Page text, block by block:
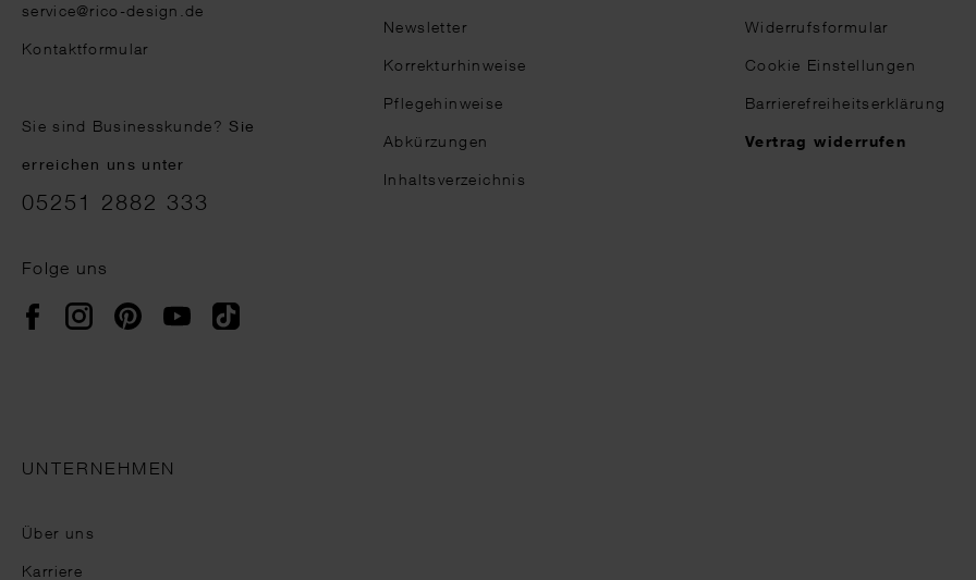
service@rico-design.de
Kontaktformular
Sie sind Businesskunde?Sie
erreichen uns unter
05251 2882 333
Folge uns
FacebookInstagramPinterestYouTubeTikTok
Newsletter
Korrekturhinweise
Pflegehinweise
Abkürzungen
Inhaltsverzeichnis
Widerrufsformular
Cookie Einstellungen
Barrierefreiheitserklärung
Vertrag widerrufen
UNTERNEHMEN
Über uns
Karriere